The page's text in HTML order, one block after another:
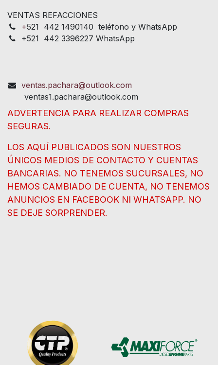
VENTAS REFACCIONES
+521 442 1490140 teléfono y WhatsApp
+521 442 3396227 WhatsApp
ventas.pachara@outlook.com
ventas1.pachara@outlook.com
ADVERTENCIA PARA REALIZAR COMPRAS
SEGURAS.
LOS AQUÍ PUBLICADOS SON NUESTROS
ÚNICOS MEDIOS DE CONTACTO Y CUENTAS
BANCARIAS. NO TENEMOS SUCURSALES, NO
HEMOS CAMBIADO DE CUENTA, NO TENEMOS
ANUNCIOS EN FACEBOOK NI WHATSAPP. NO
SE DEJE SORPRENDER.